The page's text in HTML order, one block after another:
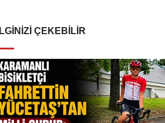
İLGINIZI ÇEKEBILIR